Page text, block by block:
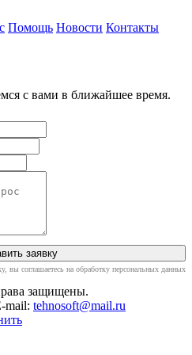
Помощь Новости Контакты
с вами в ближайшее время.
заявку
вы соглашаетесь на обработку персональных данных
защищены.
mail: tehnosoft@mail.ru